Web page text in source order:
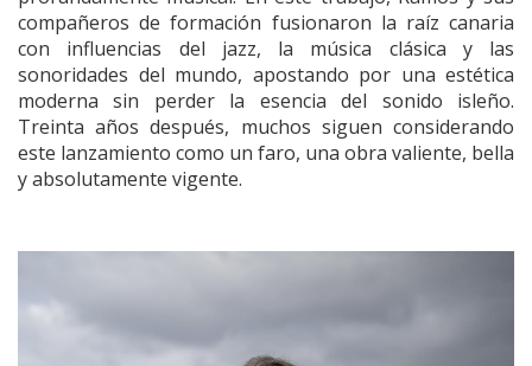
compañeros de formación fusionaron la raíz canaria
con influencias del jazz, la música clásica y las
sonoridades del mundo, apostando por una estética
moderna sin perder la esencia del sonido isleño.
Treinta años después, muchos siguen considerando
este lanzamiento como un faro, una obra valiente, bella
y absolutamente vigente.